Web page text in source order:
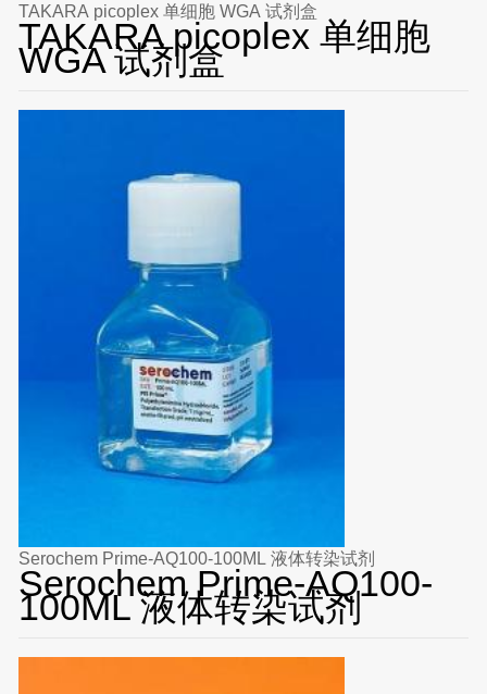
TAKARA picoplex 单细胞 WGA 试剂盒
TAKARA picoplex 单细胞
WGA 试剂盒
Serochem Prime-AQ100-100ML 液体转染试剂
Serochem Prime-AQ100-
100ML 液体转染试剂